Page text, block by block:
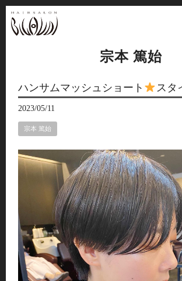
宗本 篤始
ハンサムマッシュショート スタ
2023/05/11
宗本 篤始